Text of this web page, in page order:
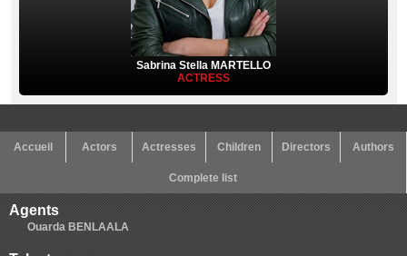
Sabrina Stella MARTELLO
ACTRESS
Accueil Actors Actresses Children Directors Authors
Complete list
Agents
Ouarda BENLAALA